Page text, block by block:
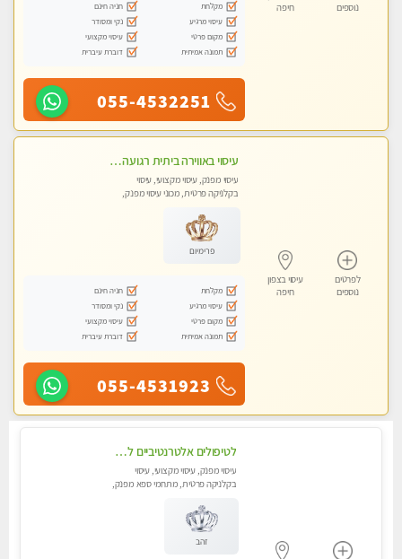
נוספים
חיפה
מקלחת
חניה חינם
עיסוי מרגיע
נקי ומסודר
מקום פרטי
עיסוי מקצועי
תמונה אמיתית
דוברת עיברית
055-4532251
לפרטים
נוספים
עיסוי בצפון
חיפה
עיסוי באווירה ביתית רגועה + עיסוי טנטרה +אבנים חמות וכוסות רוח מומלץ מאוד . . . highly recommended..new in the ci
עיסוי מפנק, עיסוי מקצועי, עיסוי
בקלניקה פרטית, מכוני עיסוי מפנק,
פרימיום
מקלחת
חניה חינם
עיסוי מרגיע
נקי ומסודר
מקום פרטי
עיסוי מקצועי
תמונה אמיתית
דוברת עיברית
055-4531923
לטיפולים אלטרנטיביים לעיסוי מרגיע ומפנק VIP-מומלץ לחלוטין! פרטי! ​​​​​​ Highly recommended-לקביעת תור נא להתקשר ....
עיסוי מפנק, עיסוי מקצועי, עיסוי
בקלניקה פרטית, מתחמי ספא מפנק,
זהב